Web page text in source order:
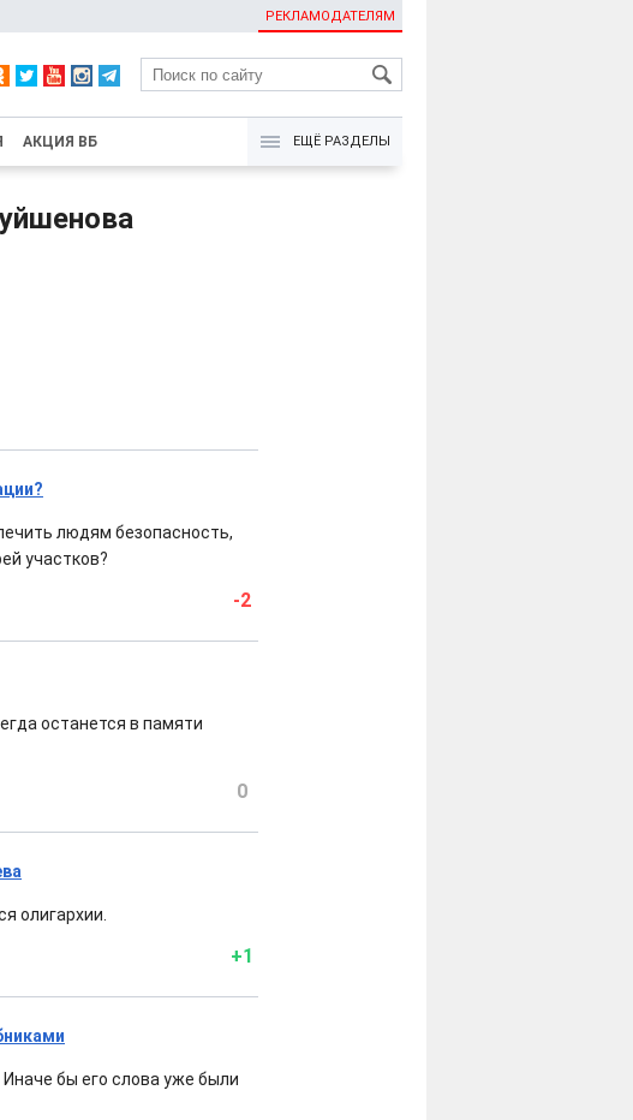
РЕКЛАМОДАТЕЛЯМ
KG
АКЦИЯ ВБ ЕЩЁ РАЗДЕЛЫ
людям безопасность,
участков?
-2
останется в памяти
0
олигархии.
+1
бы его слова уже были